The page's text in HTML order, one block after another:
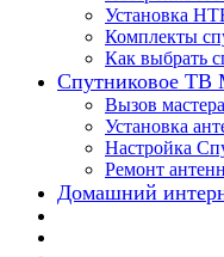
Установка
Комплекты
Как выбрать
Спутниковое
Вызов
Установка
Настройка
Ремонт
Домашний